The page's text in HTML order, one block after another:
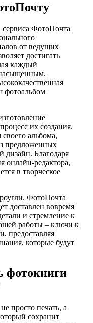
ФотоПочта
от ведущих
достигать
каждый
фотоальбом
их создания.
альбома,
предложенных
дизайн. Благодаря
онлайн-редактора,
в творческое
ФотоПочта
доставлен вовремя
и стремление к
работы – ключи к
предоставляя
которые будут
фотокниги
просто печать, а
сохранит